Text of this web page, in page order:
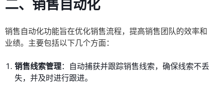
二、销售自动化
销售自动化功能旨在优化销售流程，提高销售团队的效率和
业绩。主要包括以下几个方面：
销售线索管理：自动捕获并跟踪销售线索，确保线索不丢
失，并及时进行跟进。